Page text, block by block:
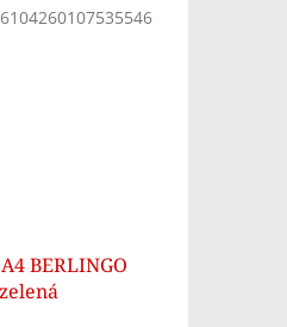
BERLINGO
6104260107535546